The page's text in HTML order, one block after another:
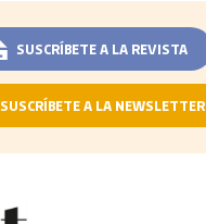
SUSCRÍBETE A LA REVISTA
SUSCRÍBETE A LA NEWSLETTER